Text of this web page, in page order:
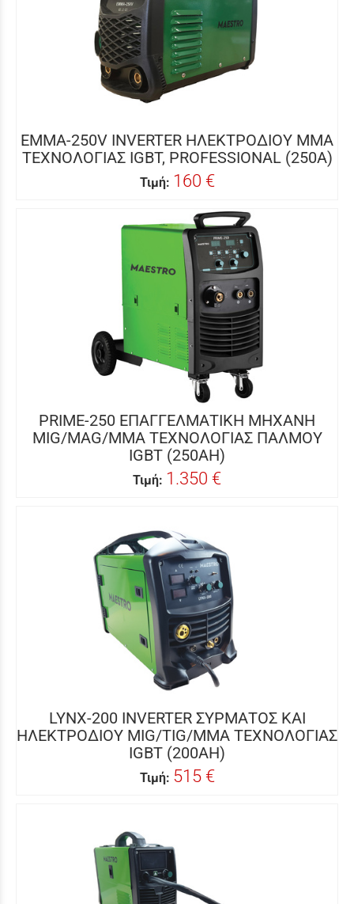
EMMA-250V INVERTER ΗΛΕΚΤΡΟΔΙΟΥ MMA
ΤΕΧΝΟΛΟΓΙΑΣ IGBT, PROFESSIONAL (250A)
Τιμή: 160 €
PRIME-250 ΕΠΑΓΓΕΛΜΑΤΙΚΗ ΜΗΧΑΝΗ
MIG/MAG/MMA ΤΕΧΝΟΛΟΓΙΑΣ ΠΑΛΜΟΥ
IGBT (250AH)
Τιμή: 1.350 €
LYNX-200 INVERTER ΣΥΡΜΑΤΟΣ ΚΑΙ
ΗΛΕΚΤΡΟΔΙΟΥ MIG/TIG/MMA ΤΕΧΝΟΛΟΓΙΑΣ
IGBT (200AH)
Τιμή: 515 €